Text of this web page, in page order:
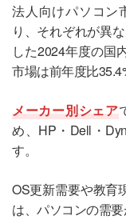
法人向けパソコン
り、それぞれが異
した2024年度の国
市場は前年度比
メーカー別シェア
め、HP・Dell・
す。
OS更新需要や教育
は、パソコンの需